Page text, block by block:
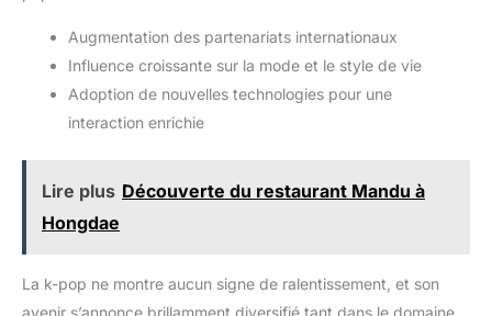
Augmentation des partenariats internationaux
Influence croissante sur la mode et le style de vie
Adoption de nouvelles technologies pour une
interaction enrichie
Lire plus Découverte du restaurant Mandu à
Hongdae
La k-pop ne montre aucun signe de ralentissement, et son
avenir s’annonce brillamment diversifié tant dans le domaine